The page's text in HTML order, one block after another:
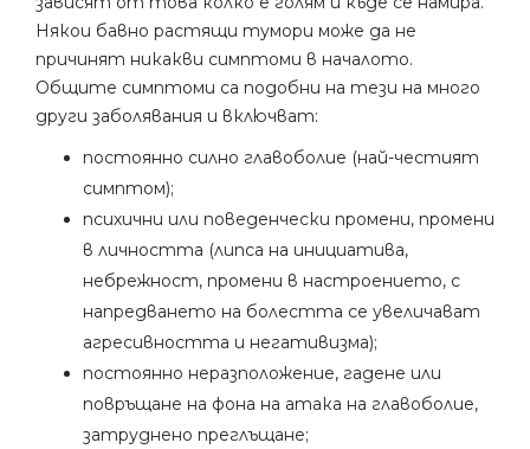
Някои бавно растящи тумори може да не
причинят никакви симптоми в началото.
Общите симптоми са подобни на тези на много
други заболявания и включват:
постоянно силно главоболие (най-честият
симптом);
психични или поведенчески промени, промени
в личността (липса на инициатива,
небрежност, промени в настроението, с
напредването на болестта се увеличават
агресивността и негативизма);
постоянно неразположение, гадене или
повръщане на фона на атака на главоболие,
затруднено преглъщане;